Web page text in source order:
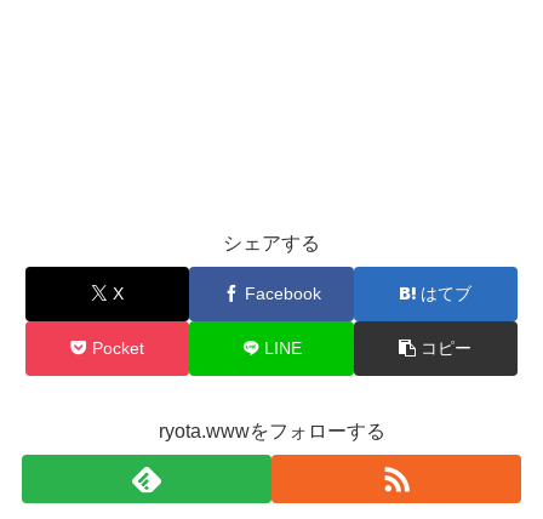
シェアする
X Facebook はてブ
Pocket LINE コピー
ryota.wwwをフォローする